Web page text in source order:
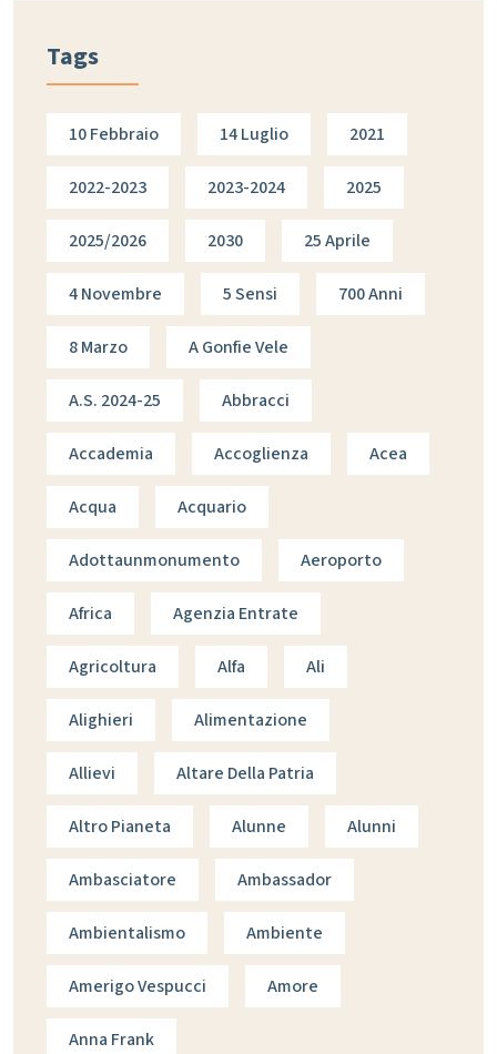
Tags
10 Febbraio 14 Luglio 2021
2022-2023 2023-2024 2025
2025/2026 2030 25 Aprile
4 Novembre 5 Sensi 700 Anni
8 Marzo A Gonfie Vele
A.s. 2024-25 Abbracci
Accademia Accoglienza Acea
Acqua Acquario
Adottaunmonumento Aeroporto
Africa Agenzia Entrate
Agricoltura Alfa Ali
Alighieri Alimentazione
Allievi Altare Della Patria
Altro Pianeta Alunne Alunni
Ambasciatore Ambassador
Ambientalismo Ambiente
Amerigo Vespucci Amore
Anna Frank